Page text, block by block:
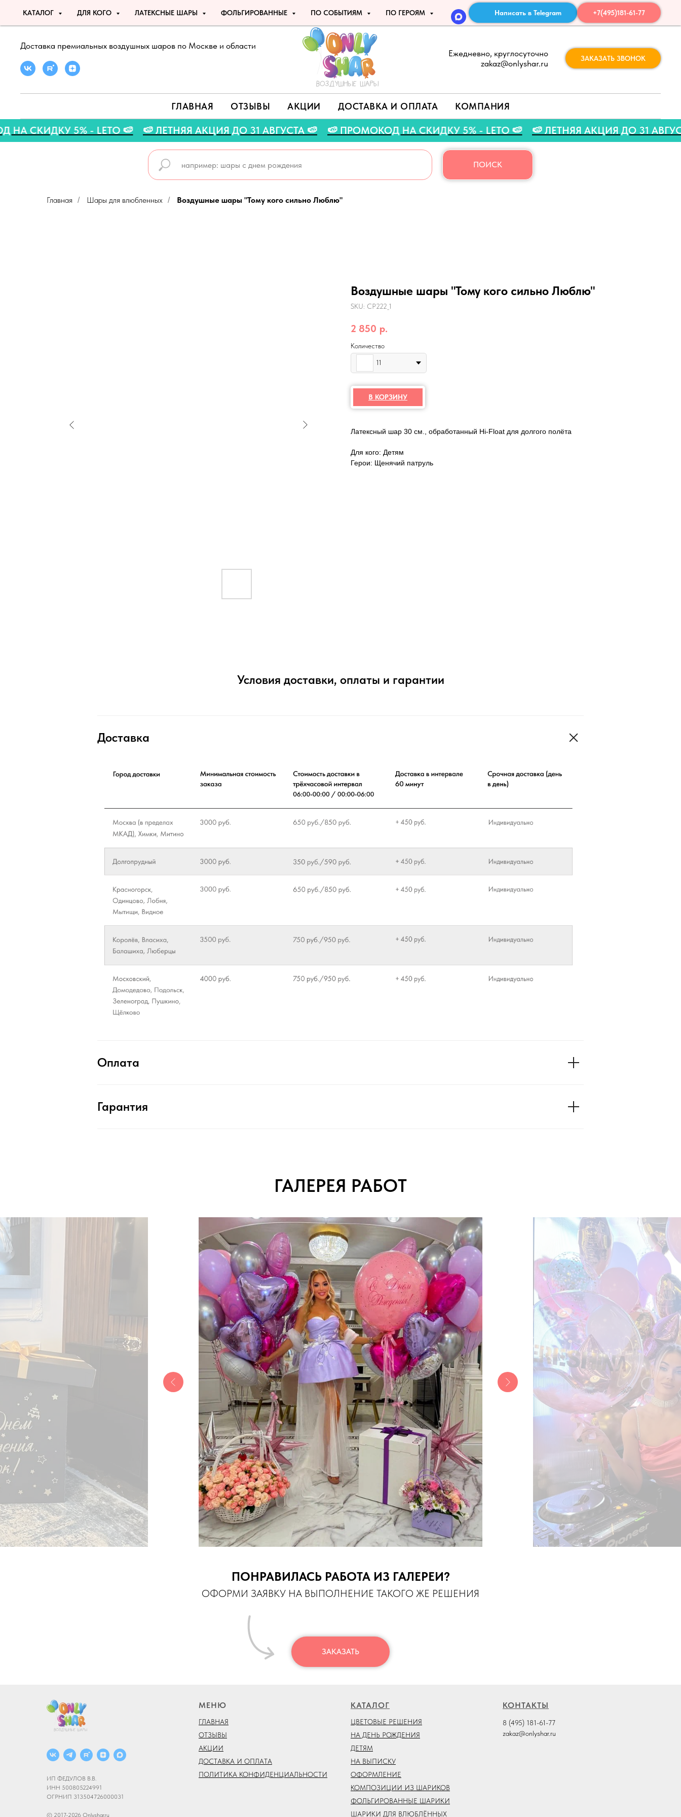
КАТАЛОГ ДЛЯ КОГО ЛАТЕКСНЫЕ ШАРЫ ФОЛЬГИРОВАННЫЕ ПО СОБЫТИЯМ ПО ГЕРОЯМ Написать в Telegram +7(495)181-61-77
Доставка премиальных воздушных шаров по Москве и области
Ежедневно, круглосуточно
zakaz@onlyshar.ru
ЗАКАЗАТЬ ЗВОНОК
ГЛАВНАЯ ОТЗЫВЫ АКЦИИ ДОСТАВКА И ОПЛАТА КОМПАНИЯ
НА СКИДКУ 5% - LETO 🍉 🍉 ЛЕТНЯЯ АКЦИЯ ДО 31 АВГУСТА 🍉 🍉 ПРОМОКОД НА СКИДКУ 5% - LETO 🍉 🍉 ЛЕТНЯЯ АКЦИЯ ДО 31
ПОИСК
Главная / Шары для влюбленных / Воздушные шары "Тому кого сильно Люблю"
Воздушные шары "Тому кого сильно Люблю"
SKU: СР222_1
2 850 р.
Количество
11
В КОРЗИНУ
Латексный шар 30 см., обработанный Hi-Float для долгого полёта
Для кого: Детям
Герои: Щенячий патруль
Условия доставки, оплаты и гарантии
Доставка
Оплата
Гарантия
ГАЛЕРЕЯ РАБОТ
ПОНРАВИЛАСЬ РАБОТА ИЗ ГАЛЕРЕИ?
ОФОРМИ ЗАЯВКУ НА ВЫПОЛНЕНИЕ ТАКОГО ЖЕ РЕШЕНИЯ
ЗАКАЗАТЬ
ИП ФЕДУЛОВ В.В.
ИНН 500805224991
ОГРНИП 313504726000031
© 2017-2026 Onlyshar.ru
МЕНЮ
ГЛАВНАЯ
ОТЗЫВЫ
АКЦИИ
ДОСТАВКА И ОПЛАТА
ПОЛИТИКА КОНФИДЕНЦИАЛЬНОСТИ
КАТАЛОГ
ЦВЕТОВЫЕ РЕШЕНИЯ
НА ДЕНЬ РОЖДЕНИЯ
ДЕТЯМ
НА ВЫПИСКУ
ОФОРМЛЕНИЕ
КОМПОЗИЦИИ ИЗ ШАРИКОВ
ФОЛЬГИРОВАННЫЕ ШАРИКИ
ШАРИКИ ДЛЯ ВЛЮБЛЁННЫХ
КОНТАКТЫ
8 (495) 181-61-77
zakaz@onlyshar.ru